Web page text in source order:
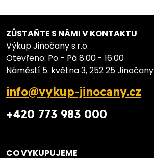
ZŮSTAŇTE S NÁMI V KONTAKTU
Výkup Jinočany s.r.o.
Otevřeno: Po - Pá 8:00 - 16:00
Náměstí 5. května 3, 252 25 Jinočany
info@vykup-jinocany.cz
+420 773 983 000
CO VYKUPUJEME